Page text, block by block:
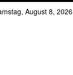
August 8, 2026